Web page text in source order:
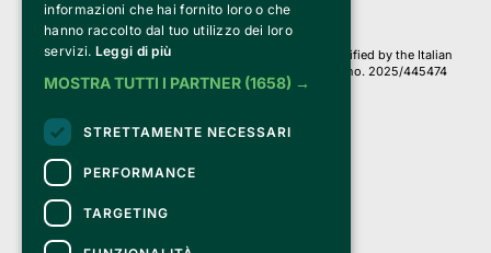
Credits:
Clappit is based on the Belive 6.2 ticketing platform, certified by the Italian
Revenue Agency (Agenzia delle Entrate) under protocol no. 2025/445474
dated November 6, 2025.
On Clappit your purchases and your data
they are secure and protected by an SSL certificate
with 128-bit encryption.
informazioni che hai fornito loro o che
hanno raccolto dal tuo utilizzo dei loro
servizi. Leggi di più
MOSTRA TUTTI I PARTNER (1658) →
STRETTAMENTE NECESSARI
PERFORMANCE
TARGETING